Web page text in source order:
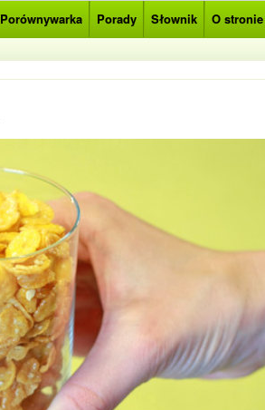
Porównywarka Porady Słownik O stronie